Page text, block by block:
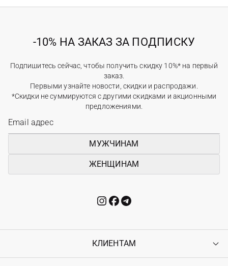
-10% НА ЗАКАЗ ЗА ПОДПИСКУ
Подпишитесь сейчас, чтобы получить скидку 10%* на первый
заказ.
Первыми узнайте новости, скидки и распродажи.
*Скидки не суммируются с другими скидками и акционными
предложениями.
МУЖЧИНАМ
ЖЕНЩИНАМ
КЛИЕНТАМ